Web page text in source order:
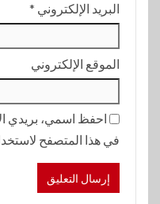
البريد الإلكتروني *
الموقع الإلكتروني
احفظ اسمي، بريدي
في هذا المتصفح